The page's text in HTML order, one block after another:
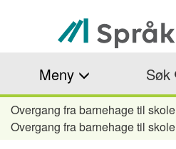
hovedinnhold
Meny Søk
Navigasjonssti
Overgang fra barnehage til skole
Overgang fra barnehage til skole